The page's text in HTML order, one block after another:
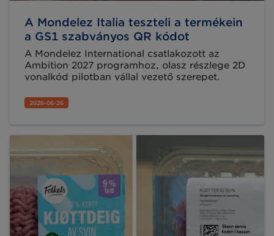
A Mondelez Italia teszteli a termékein
a GS1 szabványos QR kódot
A Mondelez International csatlakozott az
Ambition 2027 programhoz, olasz részlege 2D
vonalkód pilotban vállal vezető szerepet.
2026-06-26